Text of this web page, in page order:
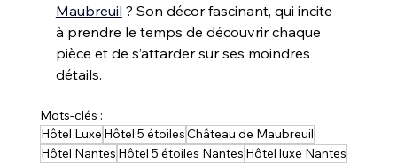
Maubreuil ? Son décor fascinant, qui incite
à prendre le temps de découvrir chaque
pièce et de s’attarder sur ses moindres
détails.
Mots-clés :
Hôtel Luxe Hôtel 5 étoilesChâteau de Maubreuil
Hôtel Nantes Hôtel 5 étoiles Nantes Hôtel luxe Nantes